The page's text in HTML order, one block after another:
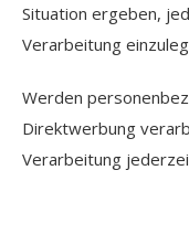
Situation ergeben,
Verarbeitung
Werden
Direktwerbung
Verarbeitung